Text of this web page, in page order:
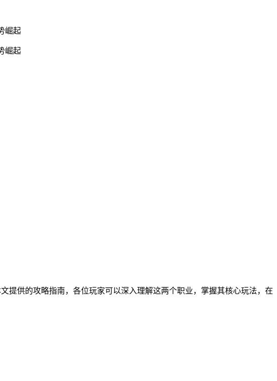
提供的攻略指南，各位玩家可以深入理解这两个职业，掌握其核心玩法，在